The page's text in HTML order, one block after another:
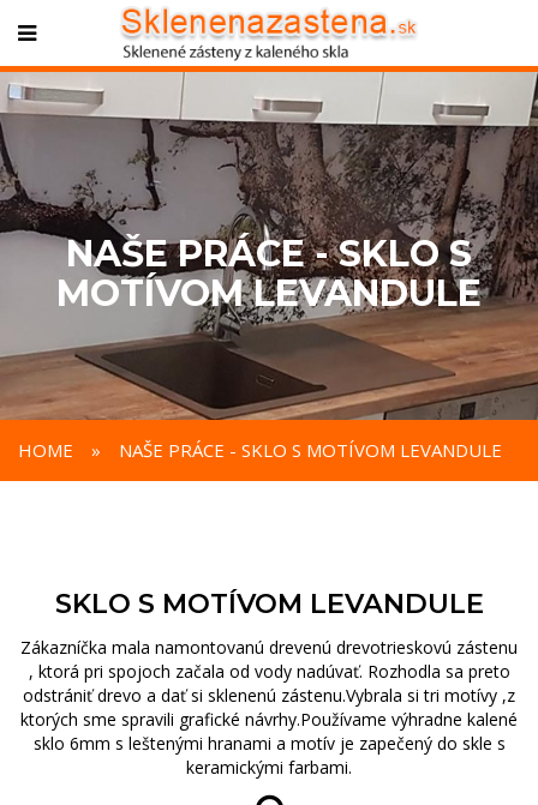
NAŠE PRÁCE - SKLO S
MOTÍVOM LEVANDULE
HOME » NAŠE PRÁCE - SKLO S MOTÍVOM LEVANDULE
SKLO S MOTÍVOM LEVANDULE
Zákazníčka mala namontovanú drevenú drevotrieskovú zástenu
, ktorá pri spojoch začala od vody nadúvať. Rozhodla sa preto
odstrániť drevo a dať si sklenenú zástenu.Vybrala si tri motívy ,z
ktorých sme spravili grafické návrhy.Používame výhradne kalené
sklo 6mm s leštenými hranami a motív je zapečený do skle s
keramickými farbami.